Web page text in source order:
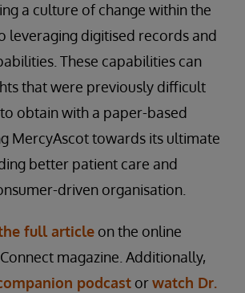
a culture of change within the
leveraging digitised records and
These capabilities can
that were previously difficult
obtain with a paper-based
MercyAscot towards its ultimate
better patient care and
driven organisation.
full article on the online
magazine. Additionally,
podcast orwatch Dr.